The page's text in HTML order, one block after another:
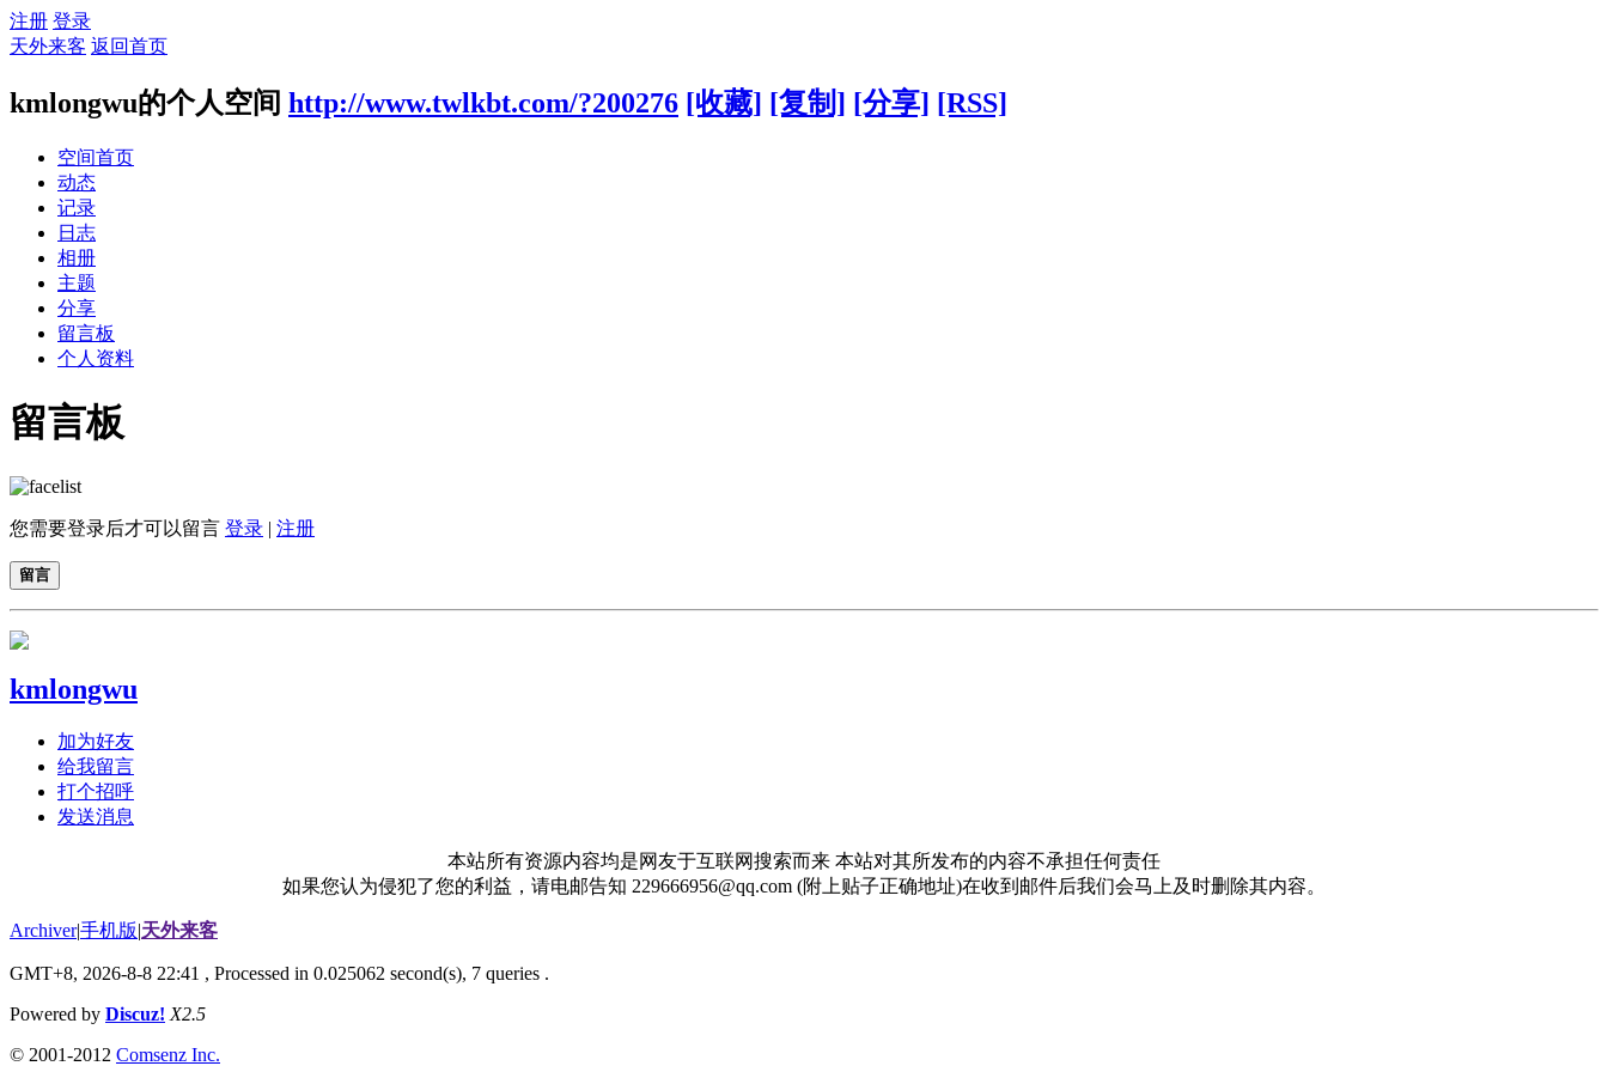
注册 登录
天外来客 返回首页
kmlongwu的个人空间 http://www.twlkbt.com/?200276 [收藏] [复制] [分享] [RSS]
空间首页
动态
记录
日志
相册
主题
分享
留言板
个人资料
留言板
您需要登录后才可以留言 登录 | 注册
留言
kmlongwu
加为好友
给我留言
打个招呼
发送消息
本站所有资源内容均是网友于互联网搜索而来 本站对其所发布的内容不承担任何责任
如果您认为侵犯了您的利益，请电邮告知 229666956@qq.com (附上贴子正确地址)在收到邮件后我们会马上及时删除其内容。
Archiver|手机版|天外来客
GMT+8, 2026-8-8 22:41 , Processed in 0.025062 second(s), 7 queries .
Powered by Discuz! X2.5
© 2001-2012 Comsenz Inc.